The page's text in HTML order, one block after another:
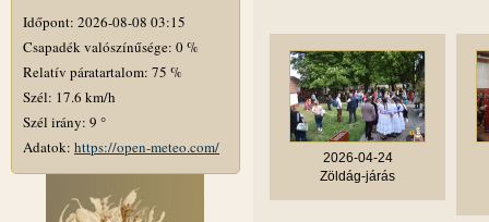
Időpont: 2026-08-08 03:15
Csapadék valószínűsége: 0 %
Relatív páratartalom: 75 %
Szél: 17.6 km/h
Szél irány: 9 °
Adatok: https://open-meteo.com/
2026-04-24
Zöldág-járás